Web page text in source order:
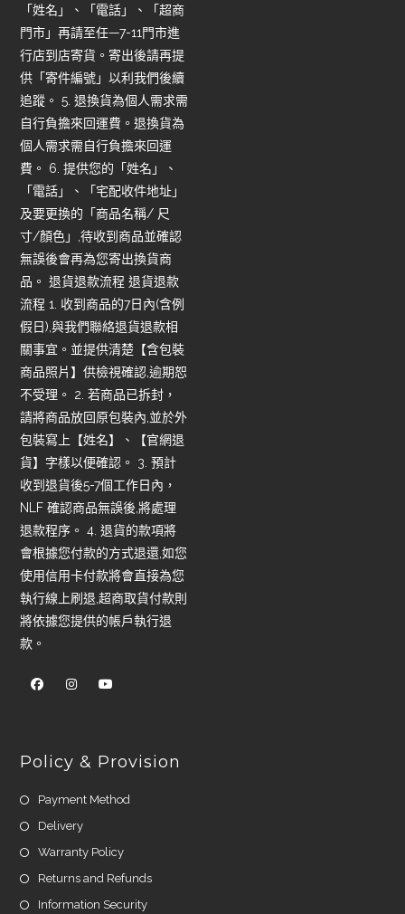
「姓名」、「電話」、「超商
門市」再請至任—7-11門市進
行店到店寄貨。寄出後請再提
供「寄件編號」以利我們後續
追蹤。 5. 退換貨為個人需求需
自行負擔來回運費。退換貨為
個人需求需自行負擔來回運
費。 6. 提供您的「姓名」、
「電話」、「宅配收件地址」
及要更換的「商品名稱/ 尺
寸/顏色」,待收到商品並確認
無誤後會再為您寄出換貨商
品。 退貨退款流程 退貨退款
流程 1. 收到商品的7日內(含例
假日),與我們聯絡退貨退款相
關事宜。並提供清楚【含包裝
商品照片】供檢視確認,逾期恕
不受理。 2. 若商品已拆封，
請將商品放回原包裝內,並於外
包裝寫上【姓名】、【官網退
貨】字樣以便確認。 3. 預計
收到退貨後5-7個工作日內，
NLF 確認商品無誤後,將處理
退款程序。 4. 退貨的款項將
會根據您付款的方式退還,如您
使用信用卡付款將會直接為您
執行線上刷退,超商取貨付款則
將依據您提供的帳戶執行退
款。
Policy & Provision
Payment Method
Delivery
Warranty Policy
Returns and Refunds
Information Security